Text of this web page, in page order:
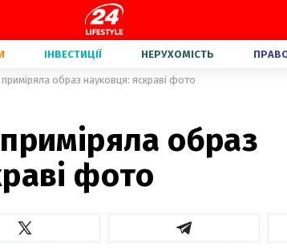
ІНВЕСТИЦІЇ НЕРУХОМІСТЬ
приміряла образ науковця: яскраві фото
образ
фото